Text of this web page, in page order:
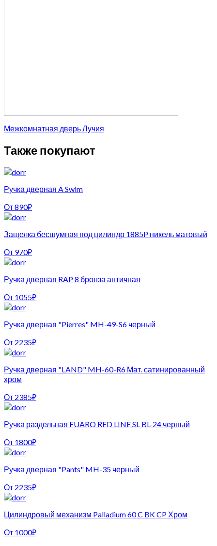
Межкомнатная дверь Лучия
Также покупают
Ручка дверная A Swim
От890₽
Защелка бесшумная под цилиндр 1885P никель матовый
От 970₽
Ручка дверная RAP 8 бронза античная
От 1055₽
Ручка дверная "Pierres" MH-49-S6 черный
От 2235₽
Ручка дверная "LAND" MH-60-R6 Мат. сатинированный
хром
От 2385₽
Ручка раздельная FUARO RED LINE SL BL-24 черный
От 1800₽
Ручка дверная "Pants" MH-35 черный
От 2235₽
Цилиндровый механизм Palladium 60 C BK CP Хром
От 1000₽